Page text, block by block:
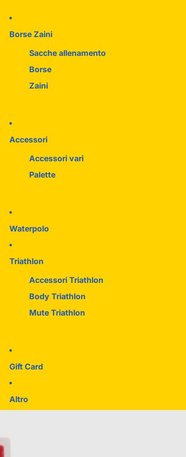
Borse Zaini
Sacche allenamento
Borse
Zaini
Accessori
Accessori vari
Palette
Waterpolo
Triathlon
Accessori Triathlon
Body Triathlon
Mute Triathlon
Gift Card
Altro